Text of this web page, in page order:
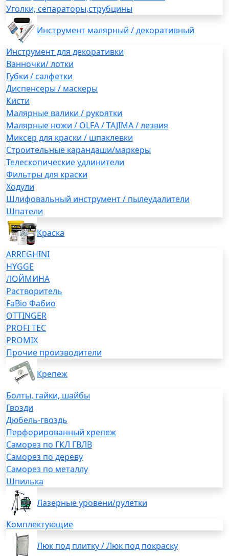
Уголки, сепараторы,струбцины
Инструмент малярный / декоративный
Инструмент для декоративки
Ванночки/ лотки
Губки / салфетки
Диспенсеры / маскеры
Кисти
Малярные валики / рукоятки
Малярные ножи / OLFA / TAJIMA / лезвия
Миксер для краски / шпаклевки
Строительные карандаши/маркеры
Телескопические удлинители
Фильтры для краски
Ходули
Шлифовальный инструмент / пылеудалители
Шпатели
Краска
ARREGHINI
HYGGE
ЛОЙМИНА
Растворитель
FaBio Фабио
OTTINGER
PROFI TEC
PROMIX
Прочие производители
Крепеж
Болты, гайки, шайбы
Гвозди
Дюбель-гвоздь
Перфорированный крепеж
Саморез по ГКЛ ГВЛВ
Саморез по дереву
Саморез по металлу
Шпилька
Лазерные уровени/рулетки
Комплектующие
Люк под плитку / Люк под покраску